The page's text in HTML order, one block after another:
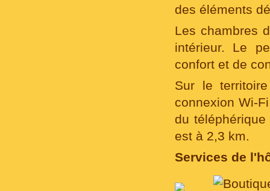
des éléments
Les chambres
intérieur. Le
confort et de
Sur le
connexion Wi-
du
est à 2,3 km.
Services de